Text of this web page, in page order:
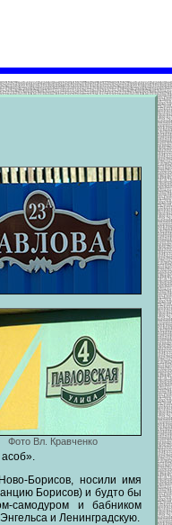
Фото Вл. Кравченко
асоб».
Борисов, носили имя
Борисов) и будто бы
самодуром и бабником
и Ленинградскую.